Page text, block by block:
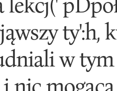
ty':h,
w
nic